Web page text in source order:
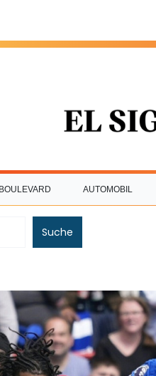
BOULEVARD AUTOMOBIL
Suche